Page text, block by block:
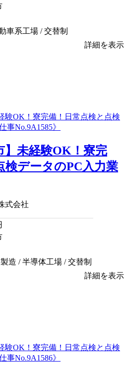
車系工場 / 交替制
詳細を表示
】未経験OK！寮完
検データのPC入力業
式会社
造 / 半導体工場 / 交替制
詳細を表示